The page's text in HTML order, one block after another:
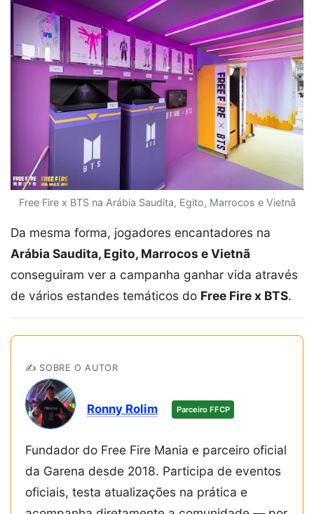
Free Fire x BTS na Arábia Saudita, Egito, Marrocos e Vietnã
Da mesma forma, jogadores encantadores na
Arábia Saudita, Egito, Marrocos e Vietnã
conseguiram ver a campanha ganhar vida através
de vários estandes temáticos do Free Fire x BTS.
✍️ SOBRE O AUTOR
Ronny Rolim Parceiro FFCP
Fundador do Free Fire Mania e parceiro oficial
da Garena desde 2018. Participa de eventos
oficiais, testa atualizações na prática e